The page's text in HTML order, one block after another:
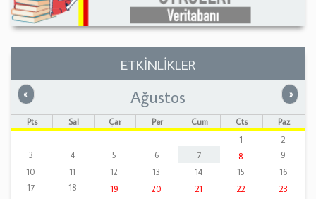
ETKİNLİKLER
« Önceki »
Ağustos
Pts Sal Çar Per Cum Cts
Paz
1
2
3
4 5 6 7 8
9
10
11 12 13 14 15
16
17
18 19 20 21 22
23